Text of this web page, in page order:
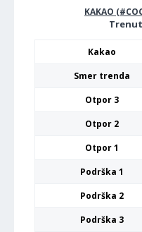
KAKAO
Kakao
Smer trenda
Otpor 3
Otpor 2
Otpor 1
Podrška 1
Podrška 2
Podrška 3